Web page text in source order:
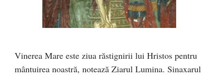
Vinerea Mare este ziua răstignirii lui Hristos pentru
mântuirea noastră, notează Ziarul Lumina. Sinaxarul